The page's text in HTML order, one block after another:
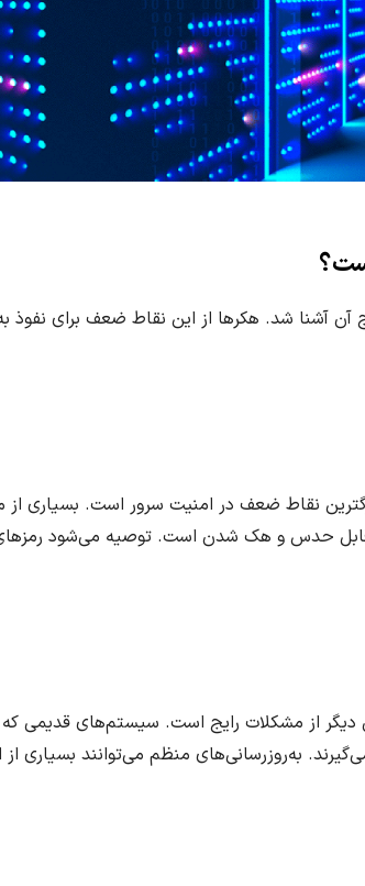
آن آشنا شد. هکرها از این نقاط ضعف برای نفوذ
نقاط ضعف در امنیت سرور است. بسیاری
قابل حدس و هک شدن است. توصیه می‌شود
دیگر از مشکلات رایج است. سیستم‌های قدیمی
به‌روزرسانی‌های منظم می‌توانند بسیاری